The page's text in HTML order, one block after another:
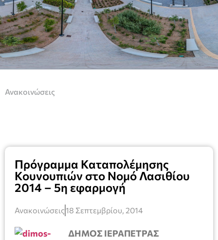
Ανακοινώσεις
Πρόγραμμα Καταπολέμησης
Κουνουπιών στο Νομό Λασιθίου
2014 – 5η εφαρμογή
Ανακοινώσεις18 Σεπτεμβρίου, 2014
ΔΗΜΟΣ ΙΕΡΑΠΕΤΡΑΣ